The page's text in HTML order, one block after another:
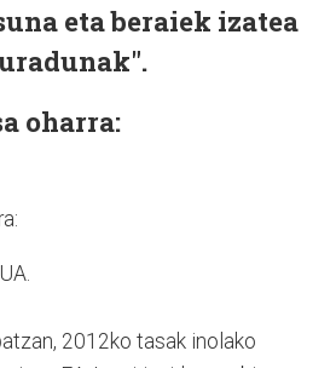
eta beraiek izatea
oharra:
2012ko tasak inolako